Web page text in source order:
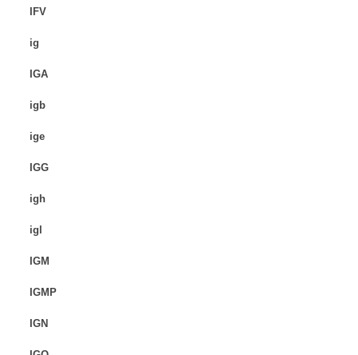
IFV
ig
IGA
igb
ige
IGG
igh
igl
IGM
IGMP
IGN